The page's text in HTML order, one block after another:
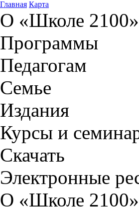
Главная Карта
О «Школе 2100»
Программы
Педагогам
Семье
Издания
Курсы и
Скачать
Электронные
О «Школе 2100»